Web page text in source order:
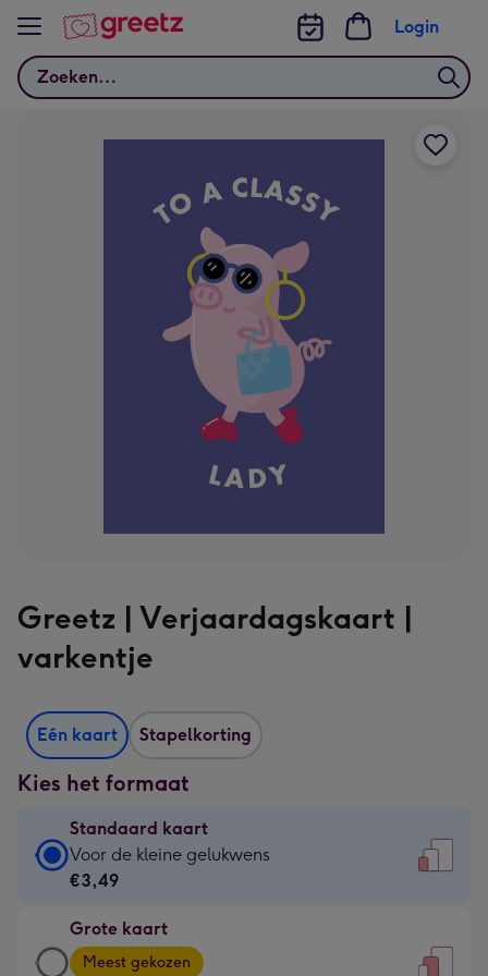
Bekijk meer
Zoeken
Login
Greetz | Verjaardagskaart |
varkentje
Eén kaart Stapelkorting
Kies het formaat
Standaard kaart
Standaard
kaart
€3,49
-
Voor de kleine gelukwens
€3,49
Grote kaart
Grote
Meest gekozen